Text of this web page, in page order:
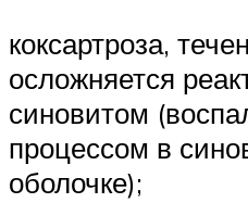
коксартроза,
осложняется
синовитом
процессом в
оболочке);